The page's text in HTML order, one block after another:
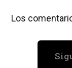
Los